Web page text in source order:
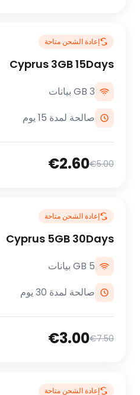
إعادة الشحن متاحة
Cyprus 3GB 15Days
3 GB بيانات
صالحة لمدة 15 يوم
€5.00
€2.60
إعادة الشحن متاحة
Cyprus 5GB 30Days
5 GB بيانات
صالحة لمدة 30 يوم
€7.50
€3.00
إعادة الشحن متاحة